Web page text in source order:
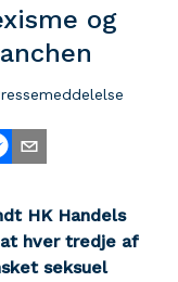
og
HK Handels
hver tredje af
seksuel